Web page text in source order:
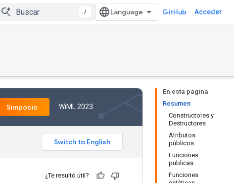
/ GitHub Acceder
En esta página
Resumen
Constructores y
Destructores
Atributos
públicos
Funciones
publicas
Funciones
Simposio WiML 2023.
¿Te resultó útil?